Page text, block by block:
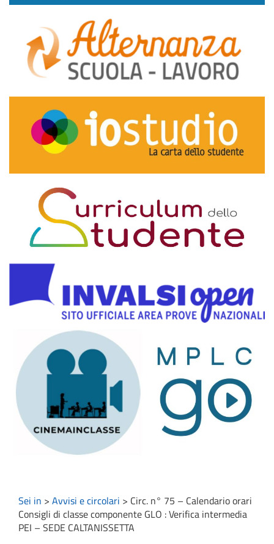
Sei in > Avvisi e circolari > Circ. n° 75 – Calendario orari
Consigli di classe componente GLO : Verifica intermedia
PEI – SEDE CALTANISSETTA